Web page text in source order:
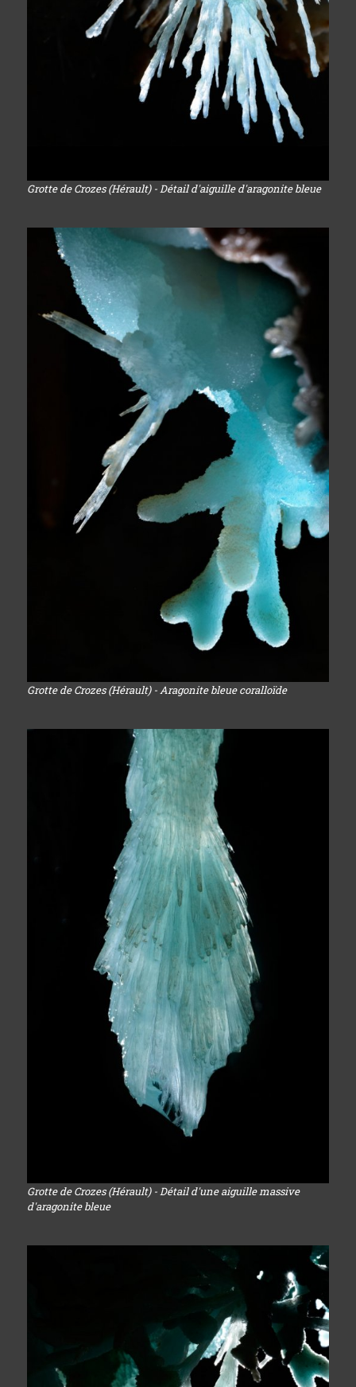
Grotte de Crozes (Hérault) - Détail d'aiguille d'aragonite bleue
Grotte de Crozes (Hérault) - Aragonite bleue coralloïde
Grotte de Crozes (Hérault) - Détail d'une aiguille massive
d'aragonite bleue